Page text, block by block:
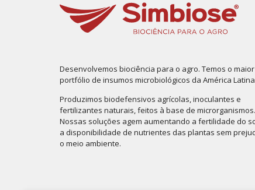
Desenvolvemos biociência para o agro. Temos o maior
portfólio de insumos microbiológicos da América
Produzimos biodefensivos agrícolas, inoculantes e
fertilizantes naturais, feitos à base de microrganismos.
Nossas soluções agem aumentando a fertilidade do
a disponibilidade de nutrientes das plantas sem
o meio ambiente.